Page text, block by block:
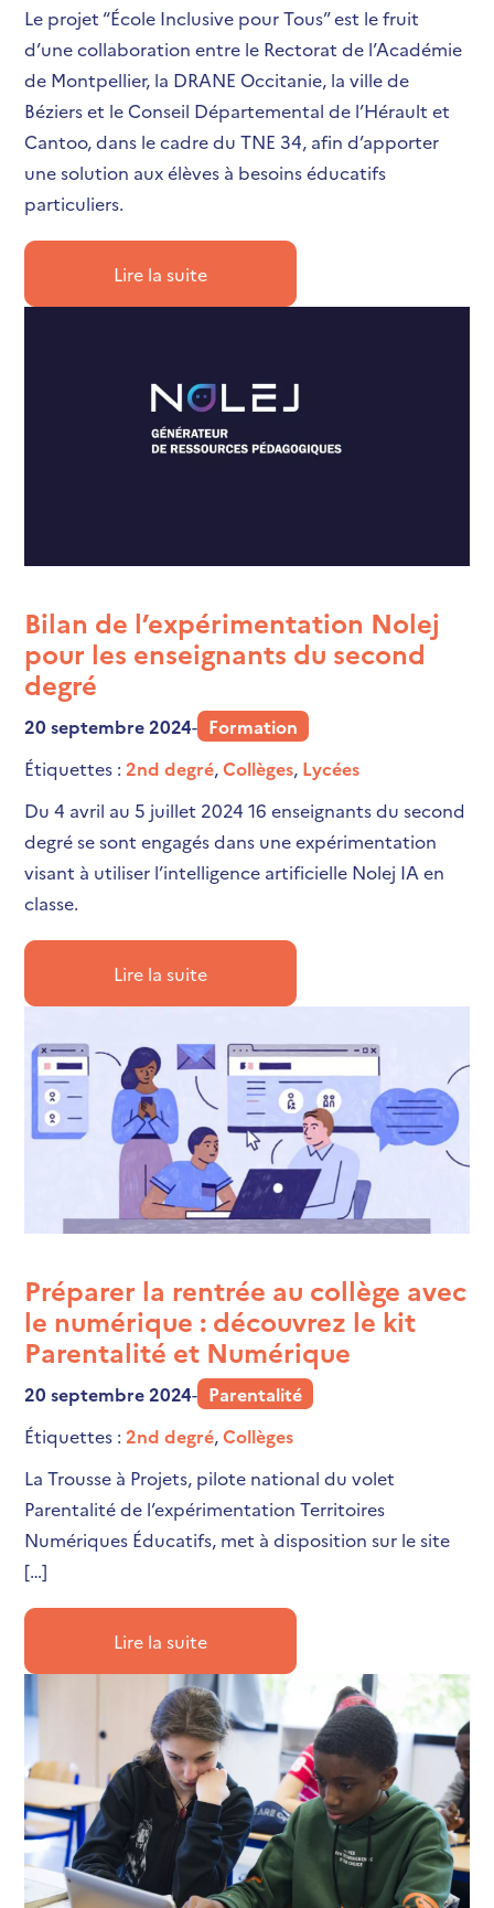
Le projet “École Inclusive pour Tous” est le fruit
d’une collaboration entre le Rectorat de l’Académie
de Montpellier, la DRANE Occitanie, la ville de
Béziers et le Conseil Départemental de l’Hérault et
Cantoo, dans le cadre du TNE 34, afin d’apporter
une solution aux élèves à besoins éducatifs
particuliers.
Lire la suite
Bilan de l’expérimentation Nolej
pour les enseignants du second
degré
20 septembre 2024- Formation
Étiquettes :2nd degré,Collèges, Lycées
Du 4 avril au 5 juillet 2024 16 enseignants du second
degré se sont engagés dans une expérimentation
visant à utiliser l’intelligence artificielle Nolej IA en
classe.
Lire la suite
Préparer la rentrée au collège avec
le numérique : découvrez le kit
Parentalité et Numérique
20 septembre 2024- Parentalité
Étiquettes :2nd degré,Collèges
La Trousse à Projets, pilote national du volet
Parentalité de l’expérimentation Territoires
Numériques Éducatifs, met à disposition sur le site
[…]
Lire la suite